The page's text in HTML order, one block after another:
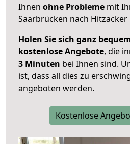
Ihnen ohne Probleme mit
Saarbrücken nach Hitzacker
Holen Sie sich ganz
kostenlose Angebote, die
3 Minuten bei Ihnen sind.
ist, dass all dies zu
angeboten werden.
Kostenlose